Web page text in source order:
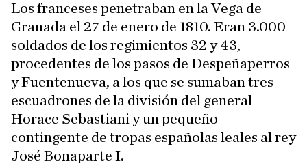
Los franceses penetraban en la Vega de
Granada el 27 de enero de 1810. Eran 3.000
soldados de los regimientos 32 y 43,
procedentes de los pasos de Despeñaperros
y Fuentenueva, a los que se sumaban tres
escuadrones de la división del general
Horace Sebastiani y un pequeño
contingente de tropas españolas leales al rey
José Bonaparte I.